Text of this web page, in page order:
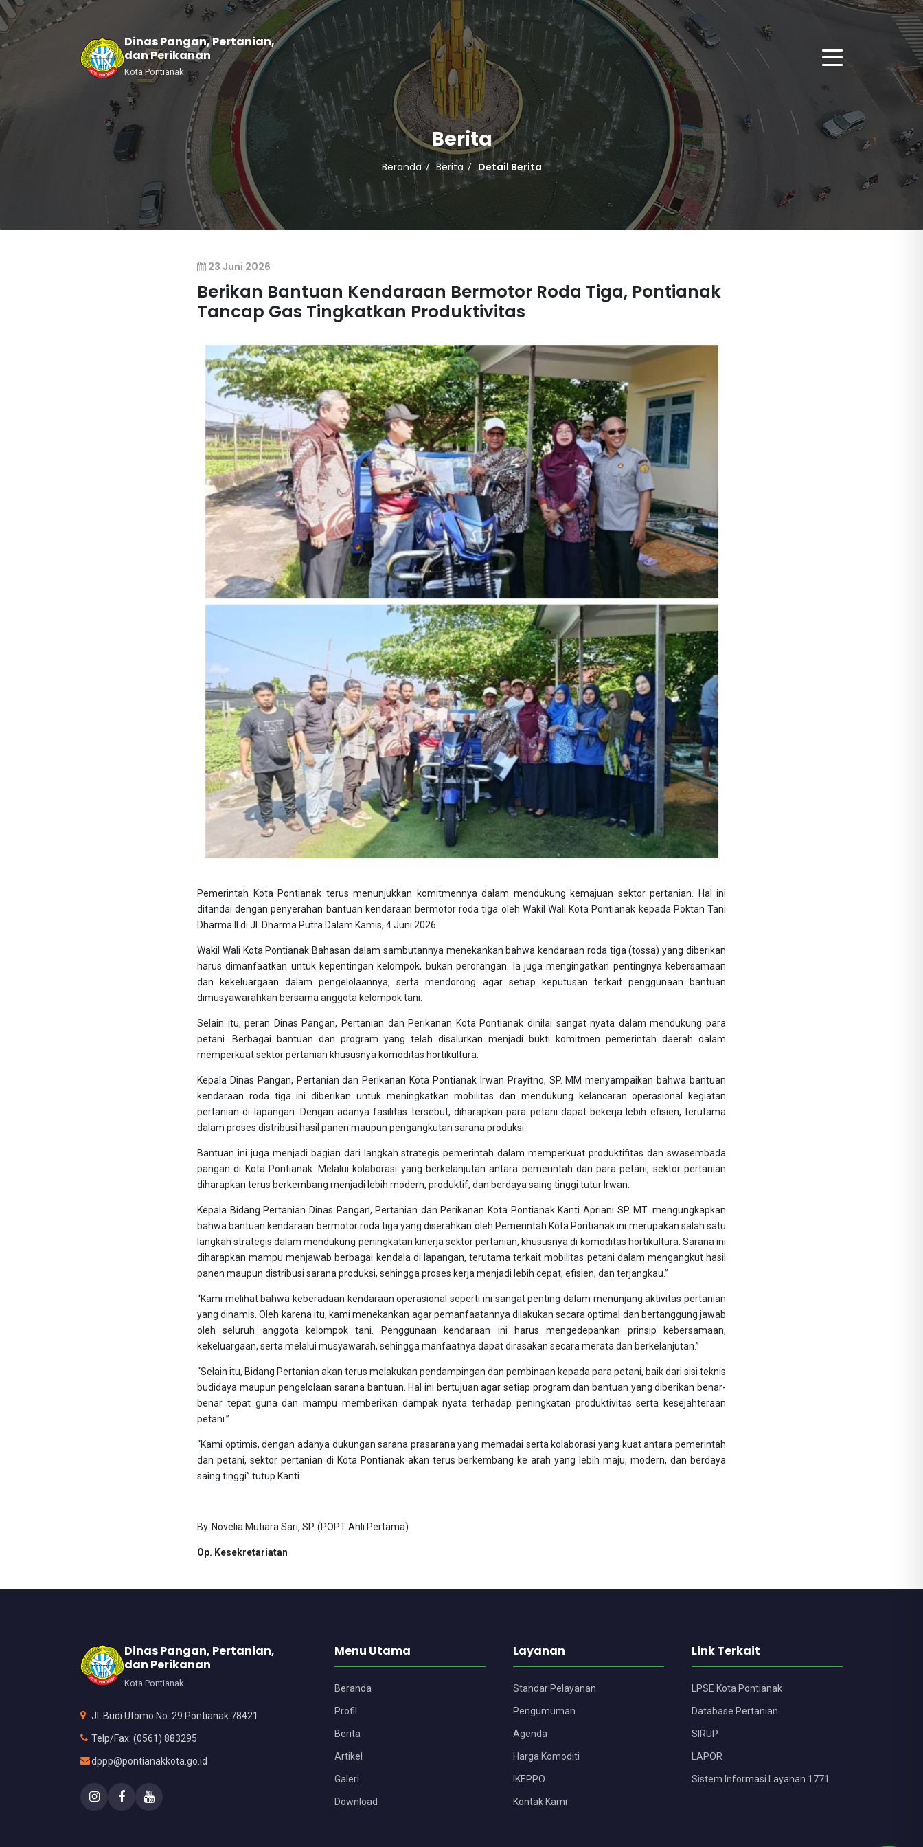
Dinas Pangan, Pertanian,
dan Perikanan
Kota Pontianak
Berita
Beranda Berita Detail Berita
23 Juni 2026
Berikan Bantuan Kendaraan Bermotor Roda Tiga, Pontianak
Tancap Gas Tingkatkan Produktivitas
Pemerintah Kota Pontianak terus menunjukkan komitmennya dalam mendukung kemajuan sektor pertanian. Hal ini
ditandai dengan penyerahan bantuan kendaraan bermotor roda tiga oleh Wakil Wali Kota Pontianak kepada Poktan Tani
Dharma II di Jl. Dharma Putra Dalam Kamis, 4 Juni 2026.
Wakil Wali Kota Pontianak Bahasan dalam sambutannya menekankan bahwa kendaraan roda tiga (tossa) yang diberikan
harus dimanfaatkan untuk kepentingan kelompok, bukan perorangan. Ia juga mengingatkan pentingnya kebersamaan
dan kekeluargaan dalam pengelolaannya, serta mendorong agar setiap keputusan terkait penggunaan bantuan
dimusyawarahkan bersama anggota kelompok tani.
Selain itu, peran Dinas Pangan, Pertanian dan Perikanan Kota Pontianak dinilai sangat nyata dalam mendukung para
petani. Berbagai bantuan dan program yang telah disalurkan menjadi bukti komitmen pemerintah daerah dalam
memperkuat sektor pertanian khususnya komoditas hortikultura.
Kepala Dinas Pangan, Pertanian dan Perikanan Kota Pontianak Irwan Prayitno, SP. MM menyampaikan bahwa bantuan
kendaraan roda tiga ini diberikan untuk meningkatkan mobilitas dan mendukung kelancaran operasional kegiatan
pertanian di lapangan. Dengan adanya fasilitas tersebut, diharapkan para petani dapat bekerja lebih efisien, terutama
dalam proses distribusi hasil panen maupun pengangkutan sarana produksi.
Bantuan ini juga menjadi bagian dari langkah strategis pemerintah dalam memperkuat produktifitas dan swasembada
pangan di Kota Pontianak. Melalui kolaborasi yang berkelanjutan antara pemerintah dan para petani, sektor pertanian
diharapkan terus berkembang menjadi lebih modern, produktif, dan berdaya saing tinggi tutur Irwan.
Kepala Bidang Pertanian Dinas Pangan, Pertanian dan Perikanan Kota Pontianak Kanti Apriani SP. MT. mengungkapkan
bahwa bantuan kendaraan bermotor roda tiga yang diserahkan oleh Pemerintah Kota Pontianak ini merupakan salah satu
langkah strategis dalam mendukung peningkatan kinerja sektor pertanian, khususnya di komoditas hortikultura. Sarana ini
diharapkan mampu menjawab berbagai kendala di lapangan, terutama terkait mobilitas petani dalam mengangkut hasil
panen maupun distribusi sarana produksi, sehingga proses kerja menjadi lebih cepat, efisien, dan terjangkau.”
“Kami melihat bahwa keberadaan kendaraan operasional seperti ini sangat penting dalam menunjang aktivitas pertanian
yang dinamis. Oleh karena itu, kami menekankan agar pemanfaatannya dilakukan secara optimal dan bertanggung jawab
oleh seluruh anggota kelompok tani. Penggunaan kendaraan ini harus mengedepankan prinsip kebersamaan,
kekeluargaan, serta melalui musyawarah, sehingga manfaatnya dapat dirasakan secara merata dan berkelanjutan.”
“Selain itu, Bidang Pertanian akan terus melakukan pendampingan dan pembinaan kepada para petani, baik dari sisi teknis
budidaya maupun pengelolaan sarana bantuan. Hal ini bertujuan agar setiap program dan bantuan yang diberikan benar-
benar tepat guna dan mampu memberikan dampak nyata terhadap peningkatan produktivitas serta kesejahteraan
petani.”
“Kami optimis, dengan adanya dukungan sarana prasarana yang memadai serta kolaborasi yang kuat antara pemerintah
dan petani, sektor pertanian di Kota Pontianak akan terus berkembang ke arah yang lebih maju, modern, dan berdaya
saing tinggi” tutup Kanti.
By. Novelia Mutiara Sari, SP. (POPT Ahli Pertama)
Op. Kesekretariatan
Dinas Pangan, Pertanian,
dan Perikanan
Kota Pontianak
Jl. Budi Utomo No. 29 Pontianak 78421
Telp/Fax: (0561) 883295
dppp@pontianakkota.go.id
Menu Utama
Beranda
Profil
Berita
Artikel
Galeri
Download
Layanan
Standar Pelayanan
Pengumuman
Agenda
Harga Komoditi
IKEPPO
Kontak Kami
Link Terkait
LPSE Kota Pontianak
Database Pertanian
SIRUP
LAPOR
Sistem Informasi Layanan 1771